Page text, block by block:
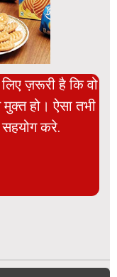
ज़रूरी है कि वो
हो। ऐसा तभी
करे.